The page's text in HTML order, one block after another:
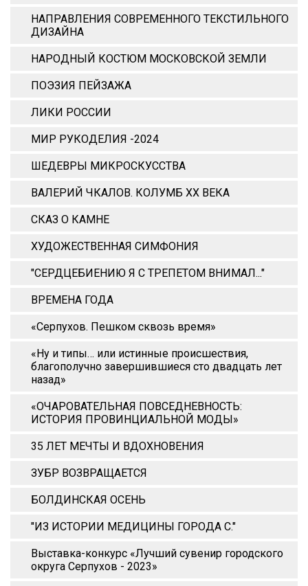
НАПРАВЛЕНИЯ СОВРЕМЕННОГО ТЕКСТИЛЬНОГО
ДИЗАЙНА
НАРОДНЫЙ КОСТЮМ МОСКОВСКОЙ ЗЕМЛИ
ПОЭЗИЯ ПЕЙЗАЖА
ЛИКИ РОССИИ
МИР РУКОДЕЛИЯ -2024
ШЕДЕВРЫ МИКРОСКУССТВА
ВАЛЕРИЙ ЧКАЛОВ. КОЛУМБ ХХ ВЕКА
СКАЗ О КАМНЕ
ХУДОЖЕСТВЕННАЯ СИМФОНИЯ
"СЕРДЦЕБИЕНИЮ Я С ТРЕПЕТОМ ВНИМАЛ..."
ВРЕМЕНА ГОДА
«Серпухов. Пешком сквозь время»
«Ну и типы… или истинные происшествия,
благополучно завершившиеся сто двадцать лет
назад»
«ОЧАРОВАТЕЛЬНАЯ ПОВСЕДНЕВНОСТЬ:
ИСТОРИЯ ПРОВИНЦИАЛЬНОЙ МОДЫ»
35 ЛЕТ МЕЧТЫ И ВДОХНОВЕНИЯ
ЗУБР ВОЗВРАЩАЕТСЯ
БОЛДИНСКАЯ ОСЕНЬ
"ИЗ ИСТОРИИ МЕДИЦИНЫ ГОРОДА С."
Выставка-конкурс «Лучший сувенир городского
округа Серпухов - 2023»